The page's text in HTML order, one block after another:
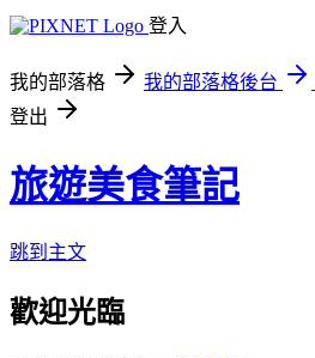
登入
我的部落格 我的部落格後台
登出
旅遊美食筆記
跳到主文
歡迎光臨